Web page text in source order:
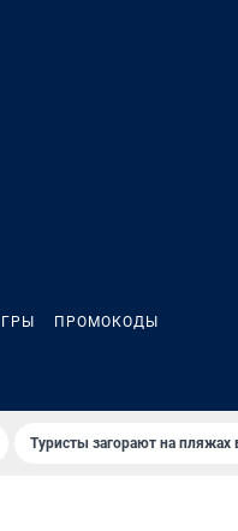
ПРОМОКОДЫ
Туристы загорают на